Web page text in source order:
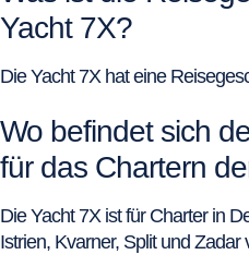
Yacht 7X?
Die Yacht 7X hat eine
Wo befindet sich
für das Chartern
Die Yacht 7X ist für Charter in
Istrien, Kvarner, Split und Zadar